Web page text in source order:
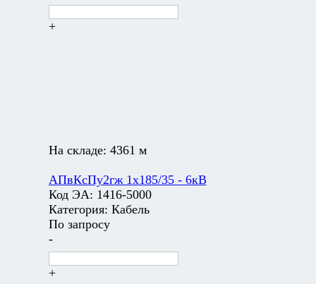
+
На складе: 4361 м
АПвКсПу2гж 1х185/35 - 6кВ
Код ЭА: 1416-5000
Категория: Кабель
По запросу
-
+